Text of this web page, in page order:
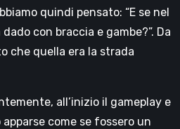
quindi pensato: “E se nel
con braccia e gambe?”. Da
che quella era la strada
all’inizio il gameplay e
come se fossero un